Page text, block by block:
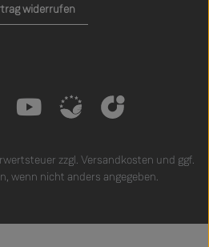
widerrufen
zzgl. Versandkosten und ggf.
wenn nicht anders angegeben.